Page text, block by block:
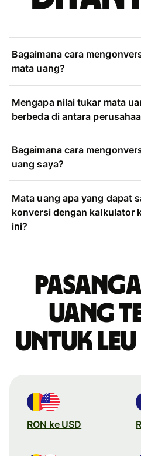
Bagaimana cara
mata uang?
Mengapa nilai tukar mata
berbeda di antara
Bagaimana cara
uang saya?
Mata uang apa yang dapat
konversi dengan kalkulator
ini?
uang
untuk leu
RON ke USD